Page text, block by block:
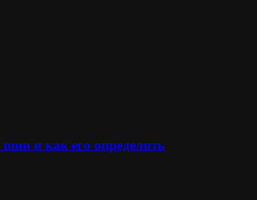
шин и как его определить